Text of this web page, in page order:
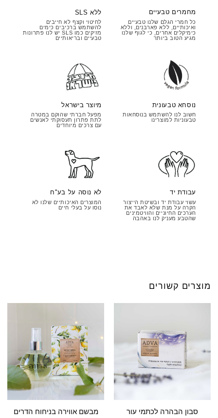
מחמרים טבעיים
כל חמרי הגלם שלנו טבעיים
ואיכותיים, ללא פארבנים, וללא
כימיקלים אחרים, כי לגוף שלנו
מגיע הטוב ביותר
ללא SLS
לחיטוי וקצף לא חייבים
להשתמש ברכיבים כימים
מזיקים כמו SLS יש לנו פתרונות
טבעיים ובריאותיים
נוסחא טבעונית
חשוב לנו להשתמש בנוסחאות
טבעוניות למוצרינו
מיוצר בישראל
מפעל חברתי שהוקם במטרה
לתת פתרון תעסוקתי לאנשים
עם צרכים מיוחדים
עבודת יד
עשוי עבודת יד ובשיטת הייצור
הקרה על מנת שלא לאבד את
הערכים החיוניים והוויטמינים
שהטבע מעניק לנו באהבה
לא נוסה על בע''ח
המוצרים האיכותיים שלנו לא
נוסו על בעלי חיים
מוצרים קשורים
סבון הבהרה לכתמי עור
מבשם אווירה בניחוח הדרים